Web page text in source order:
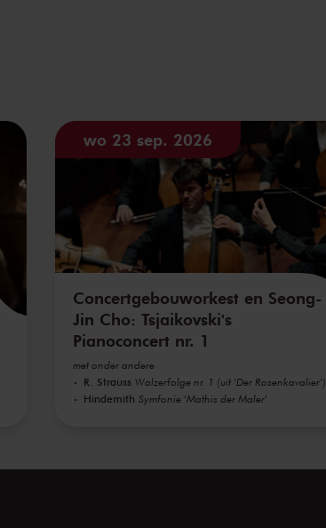
wo 23 sep. 2026
Concertgebouworkest en Seong-
Jin Cho: Tsjaikovski's
Pianoconcert nr. 1
met onder andere
R. Strauss Walzerfolge nr. 1 (uit 'Der Rosenkavalier')
Hindemith Symfonie 'Mathis der Maler'